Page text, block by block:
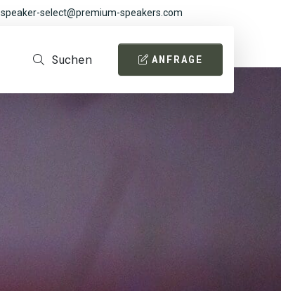
speaker-select@premium-speakers.com
Suchen ANFRAGE